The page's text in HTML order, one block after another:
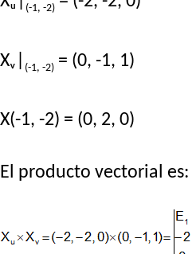
(-1, -2)
Xᵥ| (-1, -2) = (0, -1, 1)
X(-1, -2) = (0, 2, 0)
El producto vectorial es: